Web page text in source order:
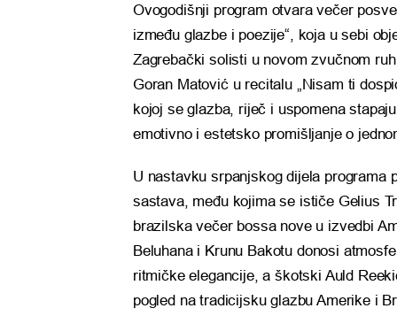
Ovogodišnji program otvara večer
između glazbe i poezije“, koja u sebi
Zagrebački solisti u novom zvučnom
Goran Matović u recitalu „Nisam ti
kojoj se glazba, riječ i uspomena
emotivno i estetsko promišljanje o
U nastavku srpanjskog dijela programa
sastava, među kojima se ističe Gelius
brazilska večer bossa nove u izvedbi
Beluhana i Krunu Bakotu donosi
ritmičke elegancije, a škotski Auld
pogled na tradicijsku glazbu Amerike i